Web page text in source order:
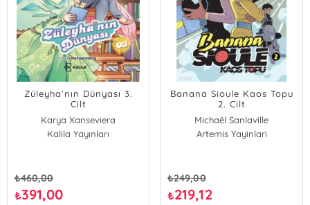
Züleyha’nın Dünyası 3.
Cilt
Karya Xanseviera
Kalila Yayınları
₺460,00
₺391,00
Banana Sioule Kaos Topu
2. Cilt
Michaël Sanlaville
Artemis Yayinlari
₺249,00
₺219,12